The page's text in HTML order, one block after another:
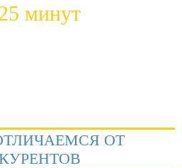
минут
ОТ